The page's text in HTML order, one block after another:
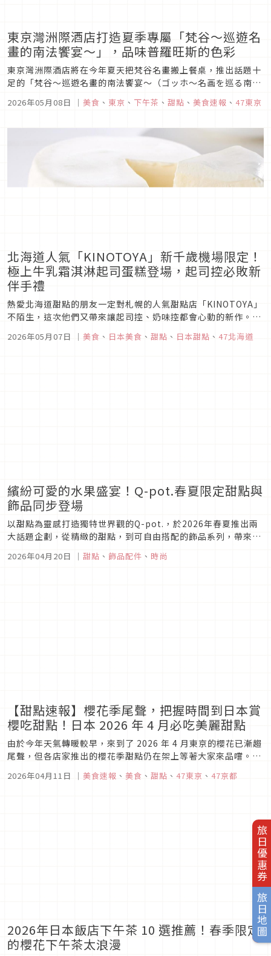
旅日優惠券
旅日地圖
東京灣洲際酒店打造夏季專屬「梵谷～巡遊名
畫的南法饗宴～」，品味普羅旺斯的色彩
東京灣洲際酒店將在今年夏天把梵谷名畫搬上餐桌，推出話題十
足的「梵谷～巡遊名畫的南法饗宴～（ゴッホ～名画を巡る南仏
の饗宴～）」。從前菜《夜晚露天咖啡座（Café Terrace at
Night）》到主菜《亞爾附近的吊橋（Langlois Bridge at
2026年05月08日 ｜ 美食 、 東京 、 下午茶 、 甜點 、 美食速報 、 47東京
北海道人氣「KINOTOYA」新千歲機場限定！
極上牛乳霜淇淋起司蛋糕登場，起司控必敗新
伴手禮
熱愛北海道甜點的朋友一定對札幌的人氣甜點店「KINOTOYA」
不陌生，這次他們又帶來讓起司控、奶味控都會心動的新作。全
年6月1日（一）起，在新千歲機場內的期間限定店舖等地點開
2026年05月07日 ｜ 美食 、 日本美食 、 甜點 、 日本甜點 、 47北海道
繽紛可愛的水果盛宴！Q-pot.春夏限定甜點與
飾品同步登場
以甜點為靈感打造獨特世界觀的Q-pot.，於2026年春夏推出兩
大話題企劃，從精緻的甜點，到可自由搭配的飾品系列，帶來視
2026年04月20日 ｜ 甜點 、 飾品配件 、 時尚
【甜點速報】櫻花季尾聲，把握時間到日本賞
櫻吃甜點！日本 2026 年 4 月必吃美麗甜點
由於今年天氣轉暖較早，來到了 2026 年 4 月東京的櫻花已漸趨
尾聲，但各店家推出的櫻花季甜點仍在架上等著大家來品嚐。即
心。除了以櫻花為發想的甜點外，也有以日式傳統風味的抹茶及
2026年04月11日 ｜ 美食速報 、 美食 、 甜點 、 47東京 、 47京都
2026年日本飯店下午茶 10 選推薦！春季限定
的櫻花下午茶太浪漫